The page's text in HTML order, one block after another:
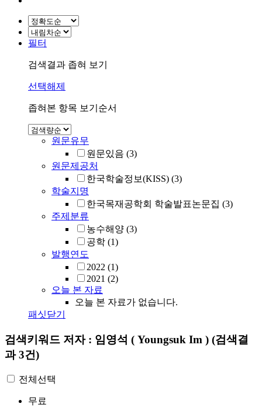
필터
검색결과 좁혀 보기
선택해제
좁혀본 항목 보기순서
원문유무
원문있음 (3)
원문제공처
한국학술정보(KISS) (3)
학술지명
한국목재공학회 학술발표논문집 (3)
주제분류
농수해양 (3)
공학 (1)
발행연도
2022 (1)
2021 (2)
오늘 본 자료
오늘 본 자료가 없습니다.
패싯닫기
검색키워드 저자 : 임영석 ( Youngsuk Im ) (검색결
과 3건)
전체선택
무료